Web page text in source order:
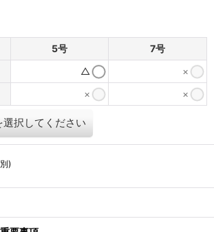
5号
7号
△
×
× ×
選択してください
)